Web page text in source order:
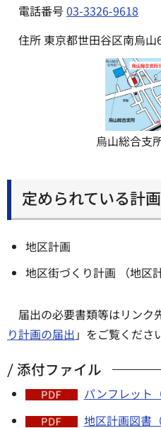
電話番号03-3326-9618
住所 東京都世田谷区南烏山
烏山総合支
定められている計画
地区計画
地区街づくり計画 （地区
届出の必要書類等はリンク
り計画の届出 」をご覧くださ
添付ファイル
パンフレット
地区計画図書